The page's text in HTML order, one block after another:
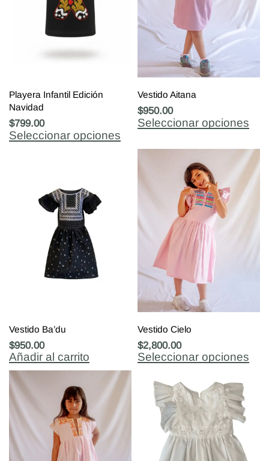
Playera Infantil Edición
Navidad
$799.00
Seleccionar opciones
Vestido Aitana
$950.00
Seleccionar opciones
Vestido Ba’du
$950.00
Añadir al carrito
Vestido Cielo
$2,800.00
Seleccionar opciones